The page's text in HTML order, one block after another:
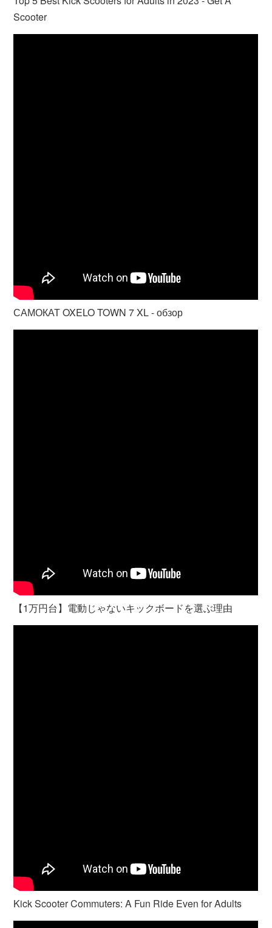
Scooter
САМОКАТ OXELO TOWN 7 XL - обзор
【1万円台】電動じゃないキックボードを選ぶ理由
Kick Scooter Commuters: A Fun Ride Even for Adults